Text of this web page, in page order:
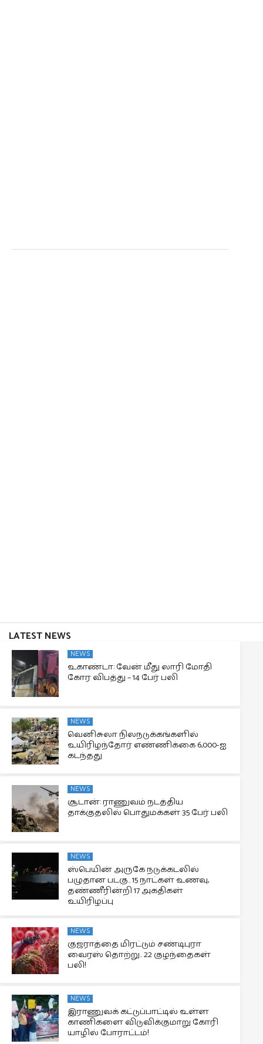
LATEST NEWS
NEWS
உகாண்டா: வேன் மீது லாரி மோதி
கோர விபத்து – 14 பேர் பலி
NEWS
வெனிசுலா நிலநடுக்கங்களில்
உயிரிழந்தோர் எண்ணிக்கை 6,000-ஐ
கடந்தது
NEWS
சூடான்: ராணுவம் நடத்திய
தாக்குதலில் பொதுமக்கள் 35 பேர் பலி
NEWS
ஸ்பெயின் அருகே நடுக்கடலில்
பழுதான படகு.. 15 நாட்கள் உணவு,
தண்ணீரின்றி 17 அகதிகள்
உயிரிழப்பு
NEWS
குஜராத்தை மிரட்டும் சண்டிபுரா
வைரஸ் தொற்று.. 22 குழந்தைகள்
பலி!
NEWS
இராணுவக் கட்டுப்பாட்டில் உள்ள
காணிகளை விடுவிக்குமாறு கோரி
யாழில் போராட்டம்!